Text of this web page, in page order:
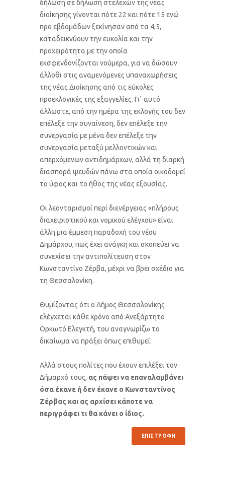
δήλωση σε δήλωση στελεχών της νέας
διοίκησης γίνονται πότε 22 και πότε 15 ενώ
προ εβδομάδων ξεκίνησαν από τα 4,5,
καταδεικνύουν την ευκολία και την
προχειρότητα με την οποία
εκσφενδονίζονται νούμερα, για να δώσουν
άλλοθι στις αναμενόμενες υπαναχωρήσεις
της νέας Διοίκησης από τις εύκολες
προεκλογικές της εξαγγελίες. Γι` αυτό
άλλωστε, από την ημέρα της εκλογής του δεν
επέλεξε την συναίνεση, δεν επέλεξε την
συνεργασία με μένα δεν επέλεξε την
συνεργασία μεταξύ μελλοντικών και
απερχόμενων αντιδημάρχων, αλλά τη διαρκή
διασπορά ψευδών πάνω στα οποία οικοδομεί
το ύφος και το ήθος της νέας εξουσίας.
Οι λεονταρισμοί περί διενέργειας «πλήρους
διαχειριστικού και νομικού ελέγχου» είναι
άλλη μια έμμεση παραδοχή του νέου
Δημάρχου, πως έχει ανάγκη και σκοπεύει να
συνεχίσει την αντιπολίτευση στον
Κωνσταντίνο Ζέρβα, μέχρι να βρει σχέδιο για
τη Θεσσαλονίκη.
Θυμίζοντας ότι ο Δήμος Θεσσαλονίκης
ελέγχεται κάθε χρόνο από Ανεξάρτητο
Ορκωτό Ελεγκτή, του αναγνωρίζω το
δικαίωμα να πράξει όπως επιθυμεί.
Αλλά στους πολίτες που έχουν επιλέξει τον
Δήμαρχό τους, ας πάψει να επαναλαμβάνει
όσα έκανε ή δεν έκανε ο Κωνσταντίνος
Ζέρβας και ας αρχίσει κάποτε να
περιγράφει τι θα κάνει ο ίδιος.
ΕΠΙΣΤΡΟΦΗ